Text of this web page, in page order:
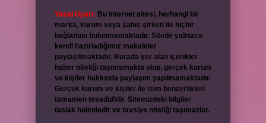
Yasal Uyarı: Bu internet sitesi, herhangi bir
marka, kurum veya şahıs şirketi ile hiçbir
bağlantısı bulunmamaktadır. Sitede yalnızca
kendi hazırladığımız makaleler
paylaşılmaktadır. Burada yer alan içerikler
haber niteliği taşımamakta olup, gerçek kurum
ve kişiler hakkında paylaşım yapılmamaktadır.
Gerçek kurum ve kişiler ile isim benzerlikleri
tamamen tesadüfidir. Sitemizdeki bilgiler
taslak halindedir ve tavsiye niteliği taşımazlar.